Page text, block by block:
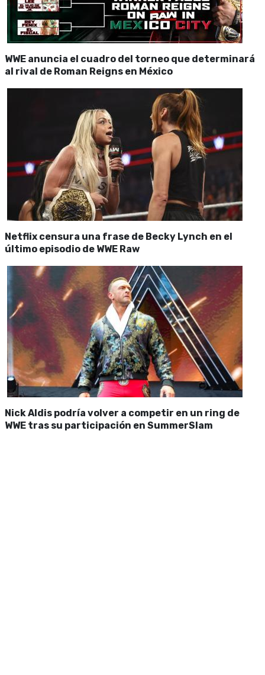
WWE anuncia el cuadro del torneo que determinará
al rival de Roman Reigns en México
Netflix censura una frase de Becky Lynch en el
último episodio de WWE Raw
Nick Aldis podría volver a competir en un ring de
WWE tras su participación en SummerSlam